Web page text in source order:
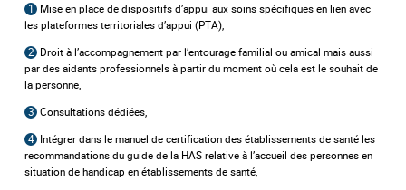
1 Mise en place de dispositifs d’appui aux soins spécifiques en lien avec
les plateformes territoriales d’appui (PTA),
2 Droit à l’accompagnement par l’entourage familial ou amical mais aussi
par des aidants professionnels à partir du moment où cela est le souhait de
la personne,
3 Consultations dédiées,
4 Intégrer dans le manuel de certification des établissements de santé les
recommandations du guide de la HAS relative à l’accueil des personnes en
situation de handicap en établissements de santé,